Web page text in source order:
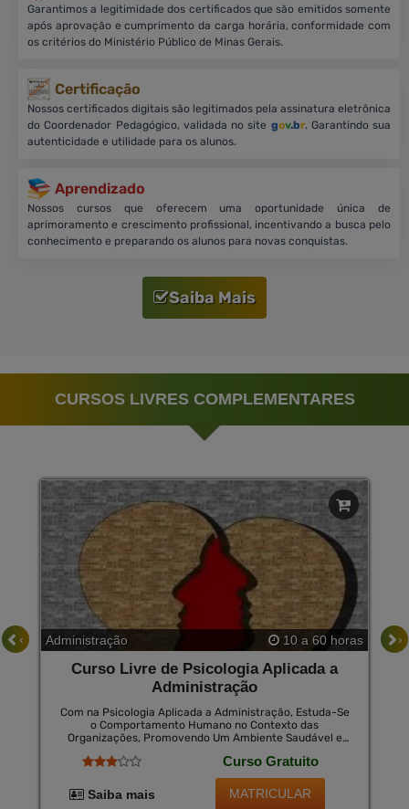
Garantimos a legitimidade dos certificados que são emitidos somente
após aprovação e cumprimento da carga horária, conformidade com
os critérios do Ministério Público de Minas Gerais.
Certificação
Nossos certificados digitais são legitimados pela assinatura eletrônica
do Coordenador Pedagógico, validada no site gov.br. Garantindo sua
autenticidade e utilidade para os alunos.
Aprendizado
Nossos cursos que oferecem uma oportunidade única de
aprimoramento e crescimento profissional, incentivando a busca pelo
conhecimento e preparando os alunos para novas conquistas.
Saiba Mais
CURSOS LIVRES COMPLEMENTARES
Administração 10 a 60 horas
Curso Livre de Psicologia Aplicada a
Administração
Com na Psicologia Aplicada a Administração, Estuda-Se
o Comportamento Humano no Contexto das
Organizações, Promovendo Um Ambiente Saudável e
e da Organização e Fornece Às Pessoas e Organizações
Maneiras de Lidar Melhor com a Mudança. Portanto,
Estudar Psicologia em Um Curso Livre Administrativo É
Extremamente Importante, Pois Desta Forma Um
Curso Gratuito
Saiba mais MATRICULAR
‹ ›